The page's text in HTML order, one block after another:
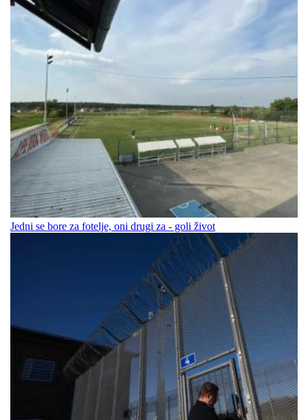
Jedni se bore za fotelje, oni drugi za - goli život